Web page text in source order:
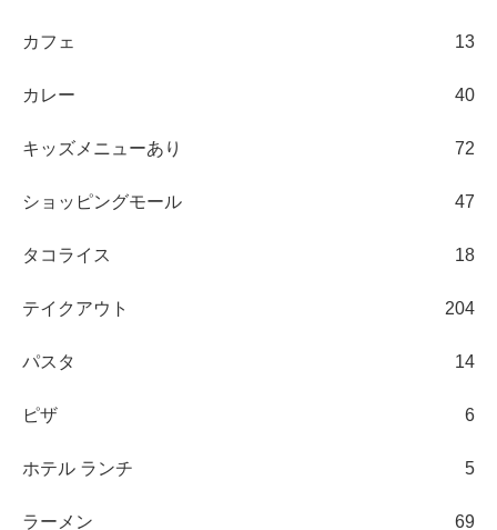
カフェ 13
カレー 40
キッズメニューあり 72
ショッピングモール 47
タコライス 18
テイクアウト 204
パスタ 14
ピザ 6
ホテル ランチ 5
ラーメン 69